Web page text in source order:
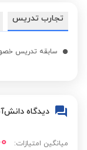
تجارب تدریس
سابقه تدریس
دیدگاه
میانگین امتیازات: